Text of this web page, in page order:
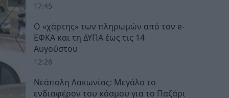
17:45
Ο «χάρτης» των πληρωμών από τον e-
ΕΦΚΑ και τη ΔΥΠΑ έως τις 14
Αυγούστου
12:28
Νεάπολη Λακωνίας: Μεγάλο το
ενδιαφέρον του κόσμου για το Παζάρι